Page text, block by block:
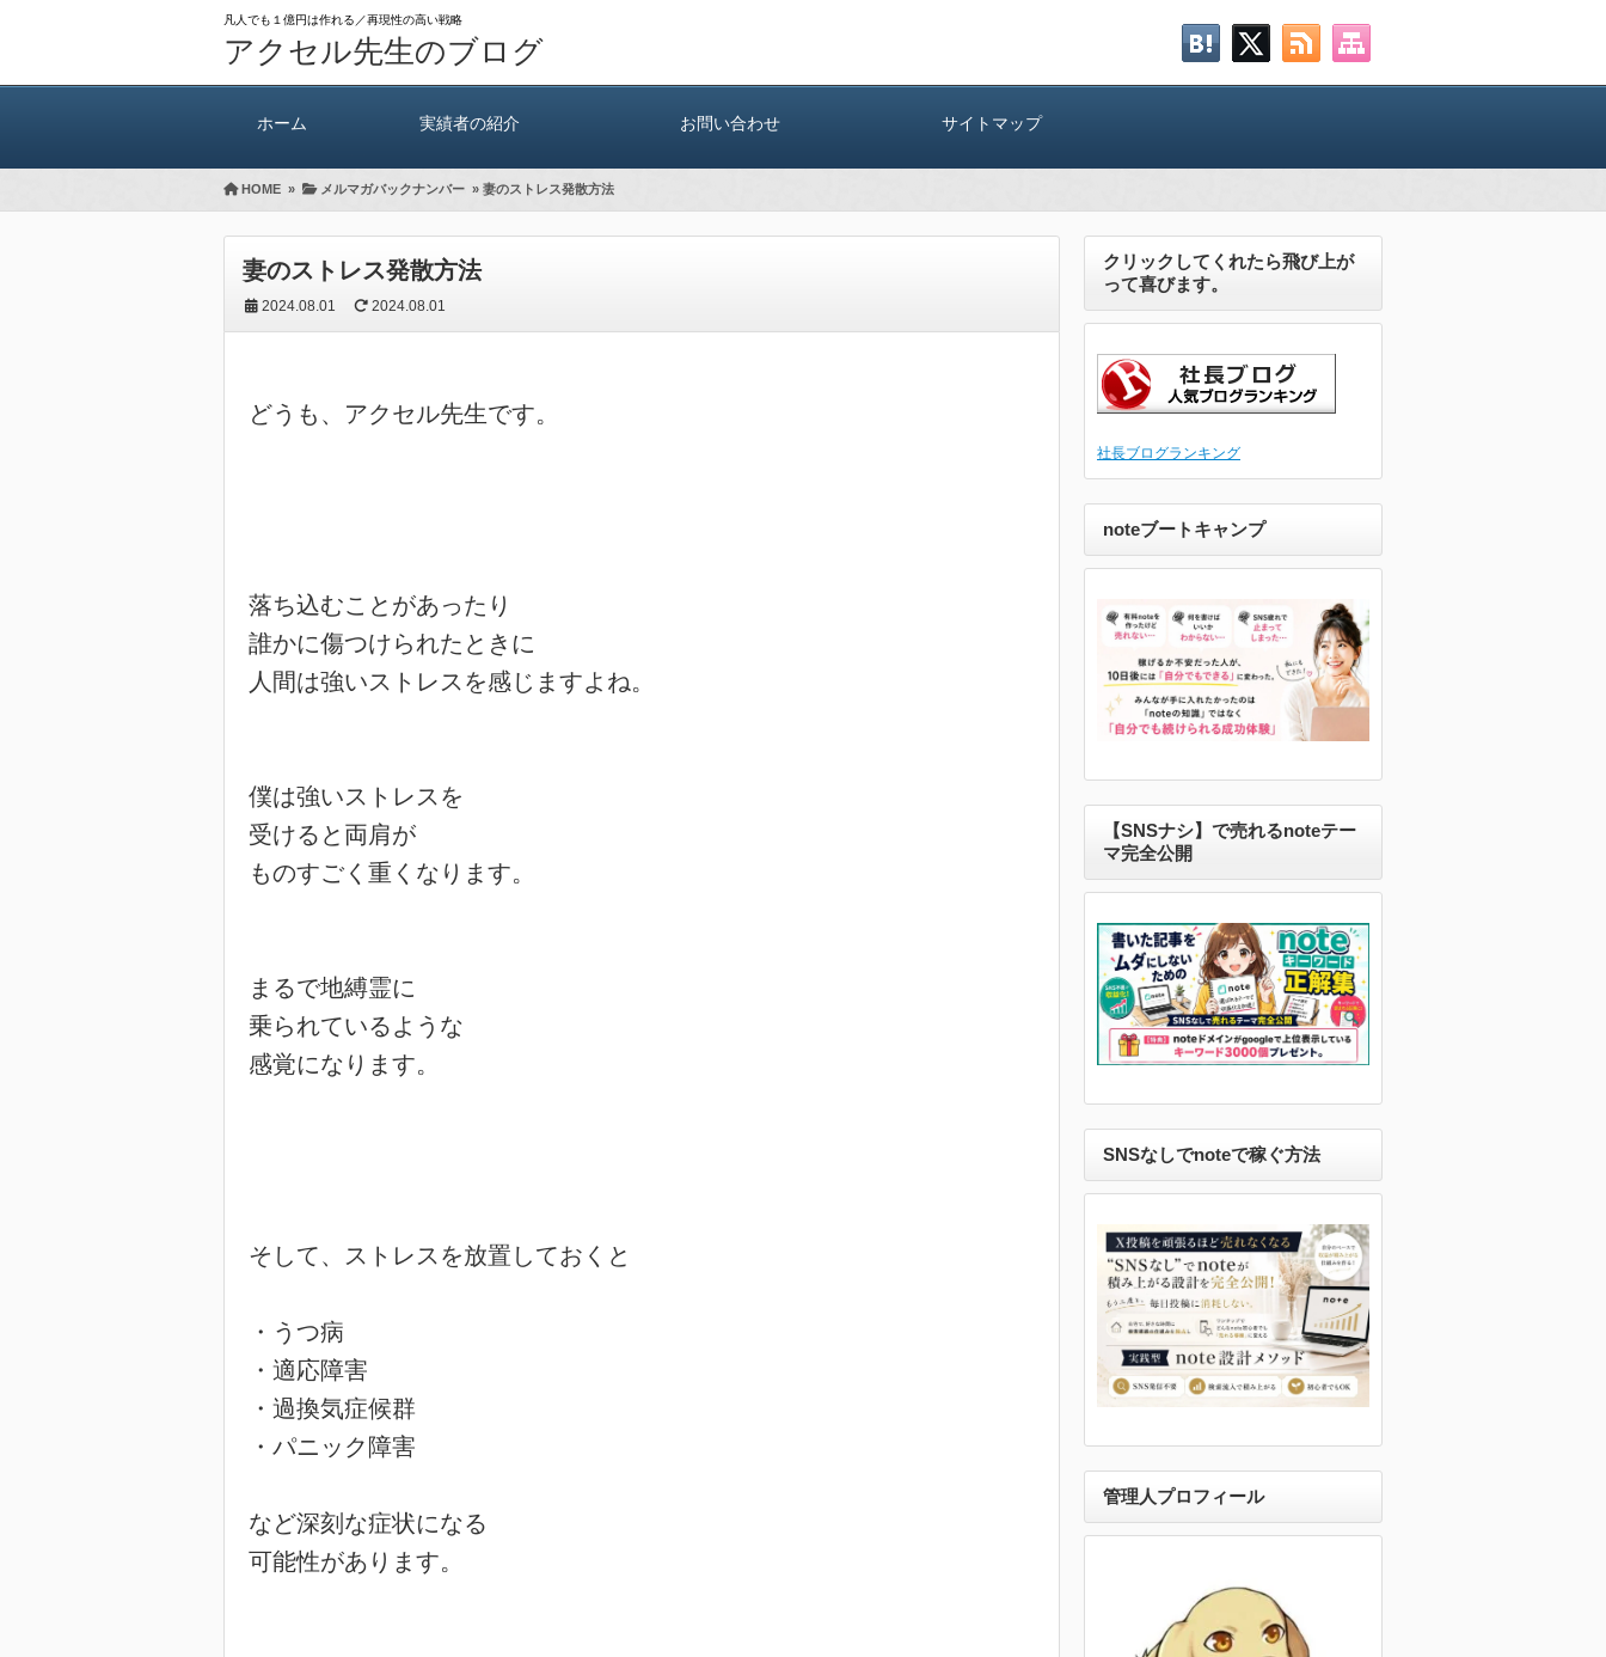
凡人でも１億円は作れる／再現性の高い戦略
アクセル先生のブログ
ホーム 実績者の紹介 お問い合わせ サイトマップ
HOME » メルマガバックナンバー » 妻のストレス発散方法
妻のストレス発散方法
2024.08.01 2024.08.01
どうも、アクセル先生です。
落ち込むことがあったり
誰かに傷つけられたときに
人間は強いストレスを感じますよね。
僕は強いストレスを
受けると両肩が
ものすごく重くなります。
まるで地縛霊に
乗られているような
感覚になります。
そして、ストレスを放置しておくと
・うつ病
・適応障害
・過換気症候群
・パニック障害
など深刻な症状になる
可能性があります。
クリックしてくれたら飛び上が
って喜びます。
社長ブログランキング
noteブートキャンプ
【SNSナシ】で売れるnoteテー
マ完全公開
SNSなしでnoteで稼ぐ方法
管理人プロフィール